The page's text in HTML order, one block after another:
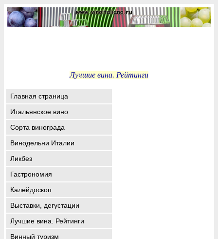
Лучшие вина. Рейтинги
Главная страница
Итальянское вино
Сорта винограда
Винодельни Италии
Ликбез
Гастрономия
Калейдоскоп
Выставки, дегустации
Лучшие вина. Рейтинги
Винный туризм